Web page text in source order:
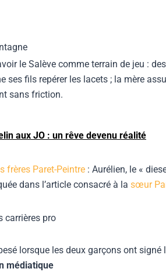
le Salève comme terrain de jeu :
ses fils repérer les lacets ; la mère
sans friction.
aux JO : un rêve devenu réalité
frères Paret-Peintre : Aurélien, le «
dans l’article consacré à la sœur
carrières pro
lorsque les deux garçons ont
médiatique